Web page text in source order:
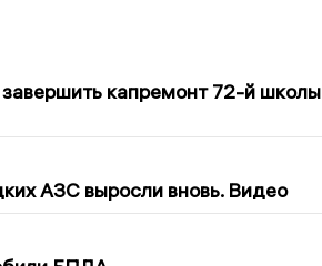
капремонт 72-й школы
АЗС выросли вновь. Видео